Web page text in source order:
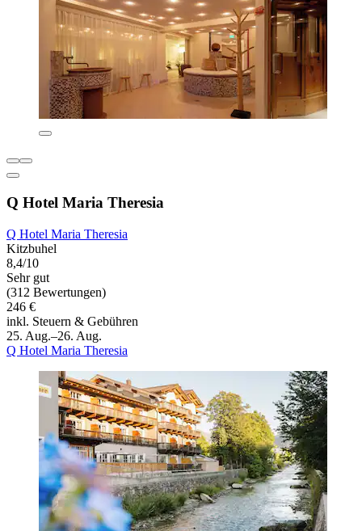
Q Hotel Maria Theresia
Q Hotel Maria Theresia
Kitzbuhel
8,4/10
Sehr gut
(312 Bewertungen)
246 €
inkl. Steuern & Gebühren
25. Aug.–26. Aug.
Q Hotel Maria Theresia